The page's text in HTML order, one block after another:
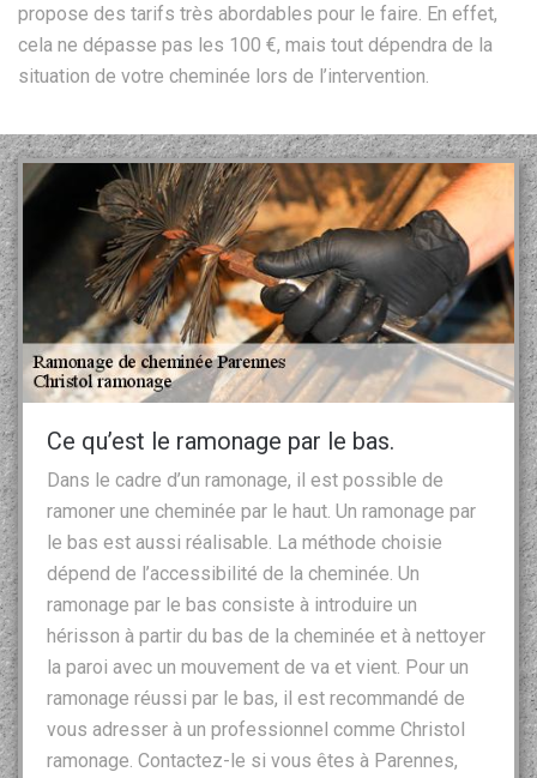
propose des tarifs très abordables pour le faire. En effet,
cela ne dépasse pas les 100 €, mais tout dépendra de la
situation de votre cheminée lors de l’intervention.
Ce qu’est le ramonage par le bas.
Dans le cadre d’un ramonage, il est possible de
ramoner une cheminée par le haut. Un ramonage par
le bas est aussi réalisable. La méthode choisie
dépend de l’accessibilité de la cheminée. Un
ramonage par le bas consiste à introduire un
hérisson à partir du bas de la cheminée et à nettoyer
la paroi avec un mouvement de va et vient. Pour un
ramonage réussi par le bas, il est recommandé de
vous adresser à un professionnel comme Christol
ramonage. Contactez-le si vous êtes à Parennes,